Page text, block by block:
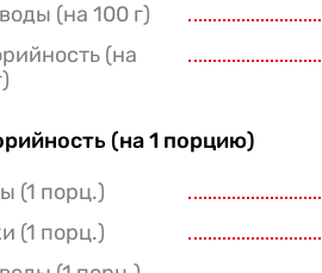
(на 100 г)
(на
(на 1 порцию)
(1 порц.)
(1 порц.)